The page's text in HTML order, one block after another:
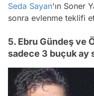
Seda Sayan'ın Soner
sonra evlenme teklifi
5. Ebru Gündeş ve
sadece 3 buçuk ay